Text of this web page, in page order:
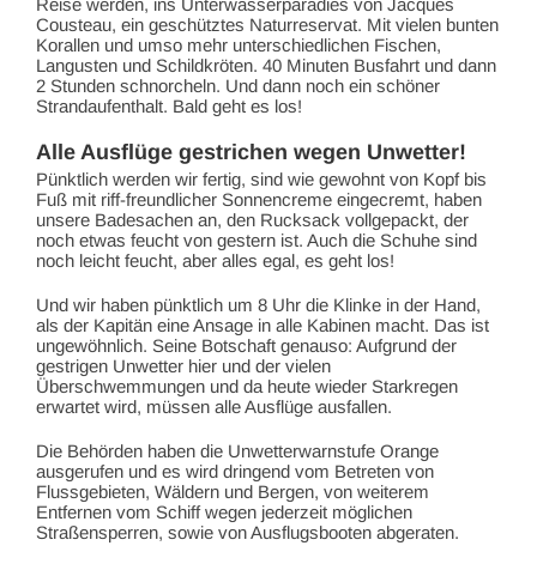
Reise werden, ins Unterwasserparadies von Jacques
Cousteau, ein geschütztes Naturreservat. Mit vielen bunten
Korallen und umso mehr unterschiedlichen Fischen,
Langusten und Schildkröten. 40 Minuten Busfahrt und dann
2 Stunden schnorcheln. Und dann noch ein schöner
Strandaufenthalt. Bald geht es los!
Alle Ausflüge gestrichen wegen Unwetter!
Pünktlich werden wir fertig, sind wie gewohnt von Kopf bis
Fuß mit riff-freundlicher Sonnencreme eingecremt, haben
unsere Badesachen an, den Rucksack vollgepackt, der
noch etwas feucht von gestern ist. Auch die Schuhe sind
noch leicht feucht, aber alles egal, es geht los!
Und wir haben pünktlich um 8 Uhr die Klinke in der Hand,
als der Kapitän eine Ansage in alle Kabinen macht. Das ist
ungewöhnlich. Seine Botschaft genauso: Aufgrund der
gestrigen Unwetter hier und der vielen
Überschwemmungen und da heute wieder Starkregen
erwartet wird, müssen alle Ausflüge ausfallen.
Die Behörden haben die Unwetterwarnstufe Orange
ausgerufen und es wird dringend vom Betreten von
Flussgebieten, Wäldern und Bergen, von weiterem
Entfernen vom Schiff wegen jederzeit möglichen
Straßensperren, sowie von Ausflugsbooten abgeraten.